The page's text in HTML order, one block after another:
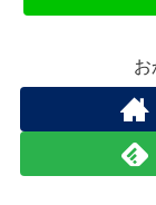
お